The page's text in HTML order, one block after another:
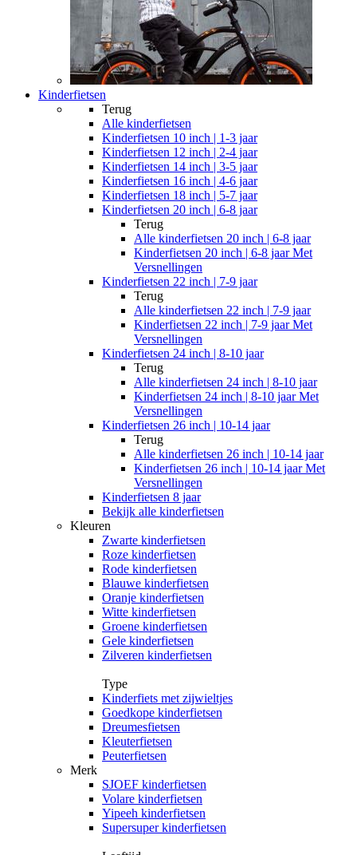
Kinderfietsen
Terug
Alle kinderfietsen
Kinderfietsen 10 inch | 1-3 jaar
Kinderfietsen 12 inch | 2-4 jaar
Kinderfietsen 14 inch | 3-5 jaar
Kinderfietsen 16 inch | 4-6 jaar
Kinderfietsen 18 inch | 5-7 jaar
Kinderfietsen 20 inch | 6-8 jaar
Terug
Alle kinderfietsen 20 inch | 6-8 jaar
Kinderfietsen 20 inch | 6-8 jaar Met
Versnellingen
Kinderfietsen 22 inch | 7-9 jaar
Terug
Alle kinderfietsen 22 inch | 7-9 jaar
Kinderfietsen 22 inch | 7-9 jaar Met
Versnellingen
Kinderfietsen 24 inch | 8-10 jaar
Terug
Alle kinderfietsen 24 inch | 8-10 jaar
Kinderfietsen 24 inch | 8-10 jaar Met
Versnellingen
Kinderfietsen 26 inch | 10-14 jaar
Terug
Alle kinderfietsen 26 inch | 10-14 jaar
Kinderfietsen 26 inch | 10-14 jaar Met
Versnellingen
Kinderfietsen 8 jaar
Bekijk alle kinderfietsen
Kleuren
Zwarte kinderfietsen
Roze kinderfietsen
Rode kinderfietsen
Blauwe kinderfietsen
Oranje kinderfietsen
Witte kinderfietsen
Groene kinderfietsen
Gele kinderfietsen
Zilveren kinderfietsen
Type
Kinderfiets met zijwieltjes
Goedkope kinderfietsen
Dreumesfietsen
Kleuterfietsen
Peuterfietsen
Merk
SJOEF kinderfietsen
Volare kinderfietsen
Yipeeh kinderfietsen
Supersuper kinderfietsen